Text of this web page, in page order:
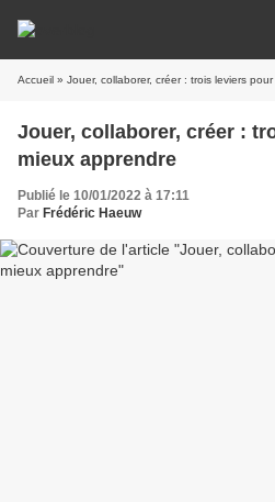
Accueil » Jouer, collaborer, créer : trois leviers
Jouer, collaborer, créer :
mieux apprendre
Publié le 10/01/2022 à 17:11
Par Frédéric Haeuw